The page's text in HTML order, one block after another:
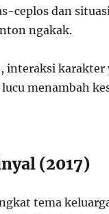
ceplos dan
ngakak.
interaksi karakter
menambah
(2017)
tema